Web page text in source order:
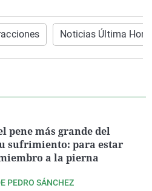
Noticias Última Hora
pene más grande del
sufrimiento: para estar
a la pierna
PEDRO SÁNCHEZ